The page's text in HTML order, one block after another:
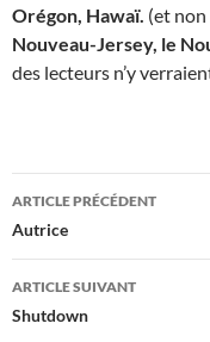
Orégon, Hawaï. (et non
Nouveau-Jersey, le
des lecteurs n’y
Navigation
des
articles
ARTICLE PRÉCÉDENT
Autrice
ARTICLE SUIVANT
Shutdown